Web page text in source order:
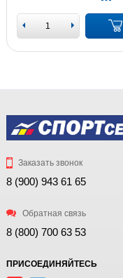
Заказать звонок
8 (900) 943 61 65
Обратная связь
8 (800) 700 63 53
ПРИСОЕДИНЯЙТЕСЬ